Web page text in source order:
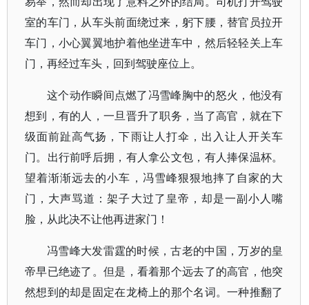
室的车门，从车头前面绕过来，躬下腰，替官员拉开
车门，小心翼翼地护着他坐进车中，然后轻轻关上车
门，再经过车头，回到驾驶座位上。
这个动作瞬间点燃了冯雪峰胸中的怒火，他没有
想到，有的人，一旦晋升了职务，当了高官，就在下
级面前趾高气扬，下雨让人打伞，出入让人开关车
门。出行前呼后拥，有人拿公文包，有人捧保温杯。
望着渐渐远去的小车，冯雪峰狠狠地摔了自家的大
门，大声骂道：架子大过了皇帝，却是一副小人嘴
脸，从此决不让他再进家门！
冯雪峰大发雷霆的时候，古老的中国，万岁的皇
帝早已绝迹了。但是，看着那个远去了的高官，他突
然想到的却是固定在龙椅上的那个名词。一种推翻了